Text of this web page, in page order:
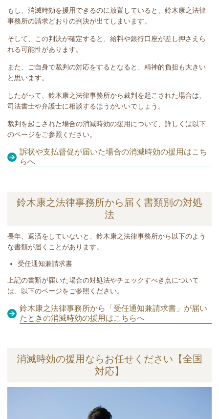
もし、消滅時効を援用できるのに放置していると、鈴木康之法律
事務所の請求どおりの判決が出てしまいます。
そして、この判決が確定すると、給料や銀行口座が差し押さえら
れる可能性があります。
また、ご自身で裁判の対応をするとなると、精神的負担も大きい
と思います。
したがって、鈴木康之法律事務所から裁判を起こされた場合は、
司法書士や弁護士に相談するほうがいいでしょう。
裁判を起こされた場合の消滅時効の援用について、詳しくは以下
のページをご参照ください。
訴状や支払督促が届いた場合の消滅時効の援用はこち
らへ
鈴木康之法律事務所から届く書類別の対処
法
長年、返済をしていないと
、鈴木康之法律事務所から以下のよう
な書類が届くことがあります。
​受任通知兼請求書
​​上記の書類が届いた場合の対処法やチェックすべき点について
は、以下のページをご参照ください。
鈴木康之法律事務所から「受任通知兼請求書」が届い
たときの消滅時効の援用はこちらへ
消滅時効の援用ならお任せください【全国
対応】